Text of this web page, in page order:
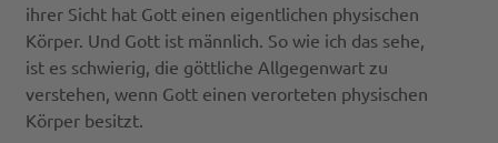
ihrer Sicht hat Gott einen eigentlichen physischen
Körper. Und Gott ist männlich. So wie ich das sehe,
ist es schwierig, die göttliche Allgegenwart zu
verstehen, wenn Gott einen verorteten physischen
Körper besitzt.